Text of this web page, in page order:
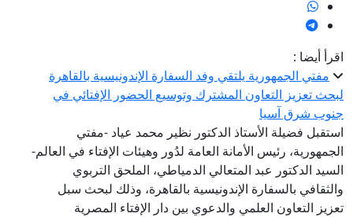
اقرأ أيضا :
مفتي الجمهورية يلتقي وفد السفارة الإندونيسية بالقاهرة
لبحث تعزيز التعاون المشترك وتوسيع الحضور الإفتائي في
جنوب شرق آسيا
استقبل فضيلة الأستاذ الدكتور نظير محمد عياد -مفتي
الجمهورية، رئيس الأمانة العامة لدُور وهيئات الإفتاء في العالم-
السيد الدكتور عبد المتعالي الدمياطي، الملحق التربوي
والثقافي بالسفارة الإندونيسية بالقاهرة، وذلك لبحث سبل
تعزيز التعاون العلمي والدعوي بين دار الإفتاء المصرية